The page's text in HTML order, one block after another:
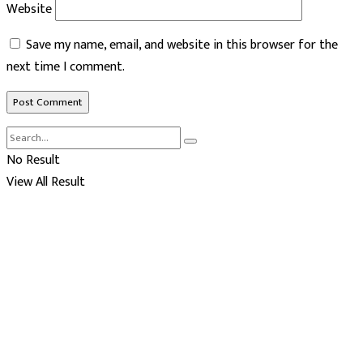
Website
Save my name, email, and website in this browser for the
next time I comment.
No Result
View All Result